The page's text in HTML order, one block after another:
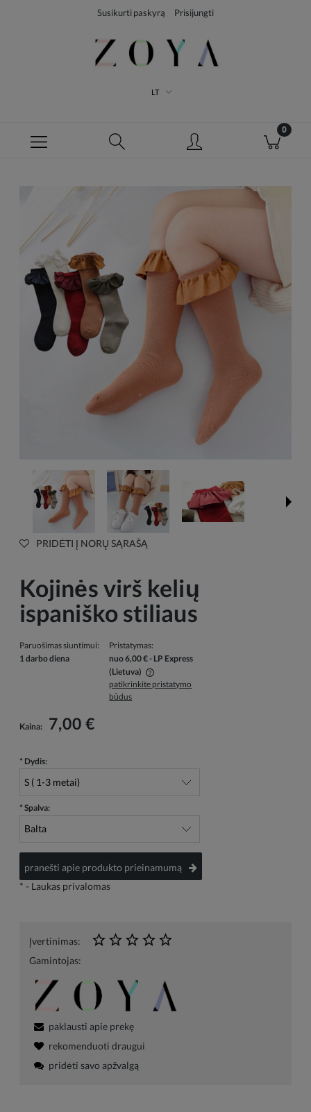
Susikurti paskyrą Prisijungti
LT
PRIDĖTI Į NORŲ SĄRAŠĄ
Kojinės virš kelių
ispaniško stiliaus
Paruošimas siuntimui:
1 darbo diena
Pristatymas:
nuo 6,00 €- LP Express
(Lietuva)
Į kainą neįskaičiuotos galimos mokėjimo išlaidos
patikrinkite pristatymo
būdus
Kaina: 7,00 €
* Dydis:
* Spalva:
pranešti apie produkto prieinamumą
* - Laukas privalomas
Įvertinimas:
Gamintojas:
paklausti apie prekę
rekomenduoti draugui
pridėti savo apžvalgą